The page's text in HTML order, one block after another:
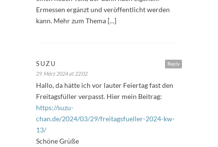
Ermessen ergänzt und veröffentlicht werden
kann. Mehr zum Thema […]
Reply
SUZU
29. März 2024 at 22:02
Hallo, da hätte ich vor lauter Feiertag fast den
Freitagsfüller verpasst. Hier mein Beitrag:
https://suzu-
chan.de/2024/03/29/freitagsfueller-2024-kw-
13/
Schöne Grüße